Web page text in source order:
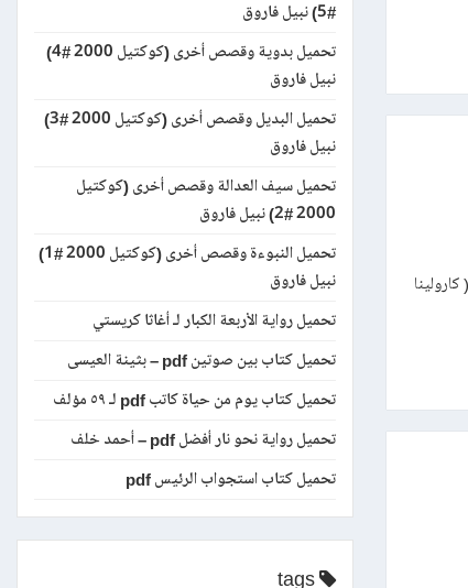
دونا ( كارولينا
#5) نبيل فاروق
تحميل بدوية وقصص أخرى (كوكتيل 2000 #4)
نبيل فاروق
تحميل البديل وقصص أخرى (كوكتيل 2000 #3)
نبيل فاروق
تحميل سيف العدالة وقصص أخرى (كوكتيل
2000 #2) نبيل فاروق
تحميل النبوءة وقصص أخرى (كوكتيل 2000 #1)
نبيل فاروق
تحميل رواية الأربعة الكبار لـ أغاثا كريستي
تحميل كتاب بين صوتين pdf – بثينة العيسى
تحميل كتاب يوم من حياة كاتب pdf لـ ٥٩ مؤلف
تحميل رواية نحو نار أفضل pdf – أحمد خلف
تحميل كتاب استجواب الرئيس pdf